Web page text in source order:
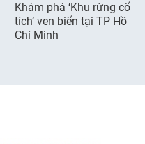
Khám phá ‘Khu rừng cổ
tích’ ven biển tại TP Hồ
Chí Minh